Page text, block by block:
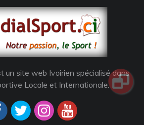
un site web Ivoirien spécialisé dans
Locale et Internationale.